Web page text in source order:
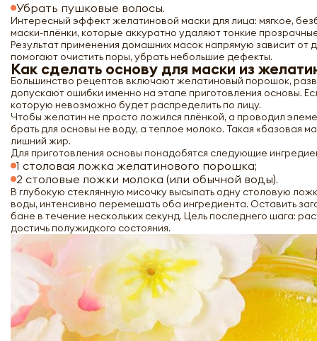
Убрать пушковые волосы.
Интересный эффект желатиновой маски для лица: мягкое,
маски-плёнки, которые аккуратно удаляют тонкие
Результат применения домашних масок напрямую зависит
помогают очистить поры, убрать небольшие дефекты.
Как сделать основу для маски из
Большинство рецептов включают желатиновый порошок,
допускают ошибки именно на этапе приготовления основы.
которую невозможно будет распределить по лицу.
Чтобы желатин не просто ложился плёнкой, а проводил
брать для основы не воду, а теплое молоко. Такая «базовая
лишний жир.
Для приготовления основы понадобятся следующие
1 столовая ложка желатинового порошка;
2 столовые ложки молока (или обычной воды).
В глубокую стеклянную мисочку высыпать одну столовую
воды, интенсивно перемешать оба ингредиента. Оставить
бане в течение нескольких секунд. Цель последнего шага:
достичь полужидкого состояния.